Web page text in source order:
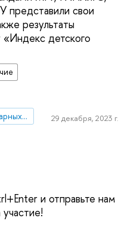
свои
результаты
детского
НЦМУ "Центр междисциплинарных исследований человеческого потенциала"
29 декабря, 2023 г.
и отправьте нам